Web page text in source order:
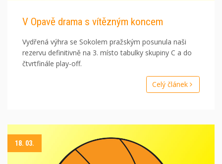
V Opavě drama s vítězným koncem
Vydřená výhra se Sokolem pražským posunula naši
rezervu definitivně na 3. místo tabulky skupiny C a do
čtvrtfinále play-off.
Celý článek
18. 03.